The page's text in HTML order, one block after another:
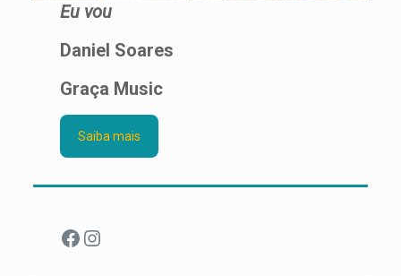
Eu vou
Daniel Soares
Graça Music
Saiba mais
Facebook
Instagram